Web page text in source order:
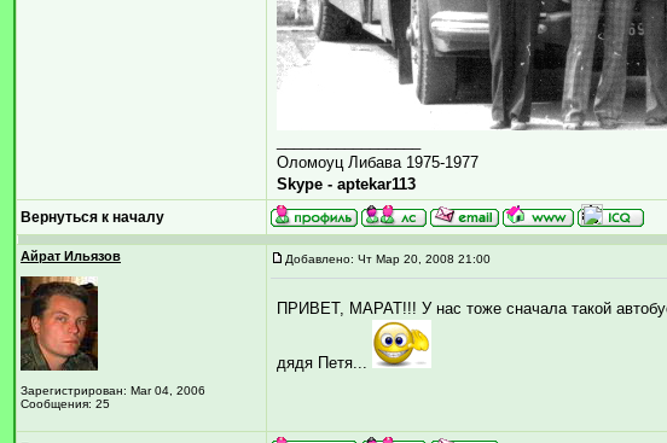
Оломоуц Либава 1975-1977
Skype - aptekar113
Вернуться к началу
Айрат Ильязов
Зарегистрирован: Mar 04, 2006
Сообщения: 25
Добавлено: Чт Мар 20, 2008 21:00
ПРИВЕТ, МАРАТ!!! У нас тоже сначала такой
дядя Петя...